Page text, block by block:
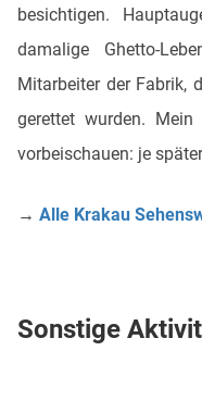
besichtigen.
damalige Ghetto-
Mitarbeiter der Fabrik,
gerettet wurden.
vorbeischauen: je
→ Alle Krakau
Sonstige